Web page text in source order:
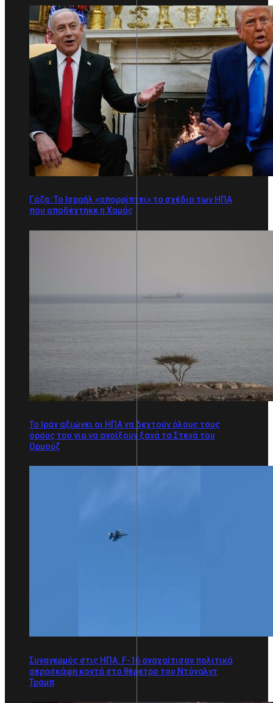
Γάζα: Το Ισραήλ «απορρίπτει» το σχέδιο των ΗΠΑ
που αποδέχτηκε η Χαμάς
Το Ιράν αξιώνει οι ΗΠΑ να δεχτούν όλους τους
όρους του για να ανοίξουν ξανά τα Στενά του
Ορμούζ
Συναγερμός στις ΗΠΑ: F-16 αναχαίτισαν πολιτικά
αεροσκάφη κοντά στο θέρετρο του Ντόναλντ
Τραμπ